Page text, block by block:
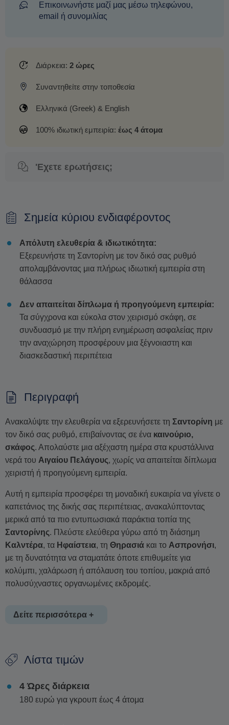
Επικοινωνήστε μαζί μας μέσω τηλεφώνου,
email ή συνομιλίας
Διάρκεια: 2 ώρες
Συναντηθείτε στην τοποθεσία
Ελληνικά (Greek) & English
100% ιδιωτική εμπειρία: έως 4 άτομα
'Εχετε ερωτήσεις;
Σημεία κύριου ενδιαφέροντος
Απόλυτη ελευθερία & ιδιωτικότητα:
Εξερευνήστε τη Σαντορίνη με τον δικό σας ρυθμό
απολαμβάνοντας μια πλήρως ιδιωτική εμπειρία στη
θάλασσα
Δεν απαιτείται δίπλωμα ή προηγούμενη εμπειρία:
Τα σύγχρονα και εύκολα στον χειρισμό σκάφη, σε
συνδυασμό με την πλήρη ενημέρωση ασφαλείας πριν
την αναχώρηση προσφέρουν μια ξέγνοιαστη και
διασκεδαστική περιπέτεια
Περιγραφή
Ανακαλύψτε την ελευθερία να εξερευνήσετε τη Σαντορίνη με
τον δικό σας ρυθμό, επιβαίνοντας σε ένα καινούριο,
σκάφος. Απολαύστε μια αξέχαστη ημέρα στα κρυστάλλινα
νερά του Αιγαίου Πελάγους, χωρίς να απαιτείται δίπλωμα
χειριστή ή προηγούμενη εμπειρία.
Αυτή η εμπειρία προσφέρει τη μοναδική ευκαιρία να γίνετε ο
καπετάνιος της δικής σας περιπέτειας, ανακαλύπτοντας
μερικά από τα πιο εντυπωσιακά παράκτια τοπία της
Σαντορίνης. Πλεύστε ελεύθερα γύρω από τη διάσημη
Καλντέρα, τα Ηφαίστεια, τη Θηρασιά και το Ασπρονήσι,
με τη δυνατότητα να σταματάτε όποτε επιθυμείτε για
κολύμπι, χαλάρωση ή απόλαυση του τοπίου, μακριά από
πολυσύχναστες οργανωμένες εκδρομές.
Δείτε περισσότερα +
της Nireus Boats,σχεδιασμένα να συνδυάζουν άνεση
φιλική προς τον χρήστη λειτουργία τα καθιστούν ιδανικά
ακόμη και για αρχάριους, προσφέροντας μια ασφαλή και
Λίστα τιμών
4 Ώρες διάρκεια
180 ευρώ για γκρουπ έως 4 άτομα